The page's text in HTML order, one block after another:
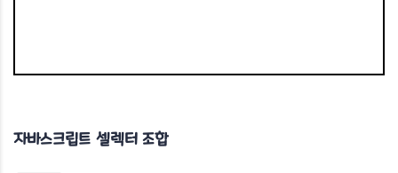
자바스크립트 셀렉터 조합